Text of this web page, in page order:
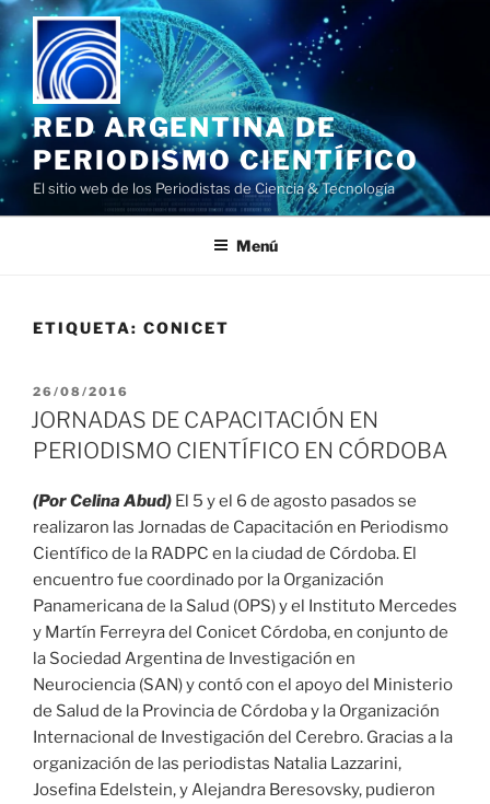
Saltar
al
contenido
RED ARGENTINA DE
PERIODISMO CIENTÍFICO
El sitio web de los Periodistas de Ciencia & Tecnología
Menú
ETIQUETA: CONICET
PUBLICADO
EL
26/08/2016
JORNADAS DE CAPACITACIÓN EN
PERIODISMO CIENTÍFICO EN CÓRDOBA
(Por Celina Abud) El 5 y el 6 de agosto pasados se
realizaron las Jornadas de Capacitación en Periodismo
Científico de la RADPC en la ciudad de Córdoba. El
encuentro fue coordinado por la Organización
Panamericana de la Salud (OPS) y el Instituto Mercedes
y Martín Ferreyra del Conicet Córdoba, en conjunto de
la Sociedad Argentina de Investigación en
Neurociencia (SAN) y contó con el apoyo del Ministerio
de Salud de la Provincia de Córdoba y la Organización
Internacional de Investigación del Cerebro. Gracias a la
organización de las periodistas Natalia Lazzarini,
Josefina Edelstein, y Alejandra Beresovsky, pudieron